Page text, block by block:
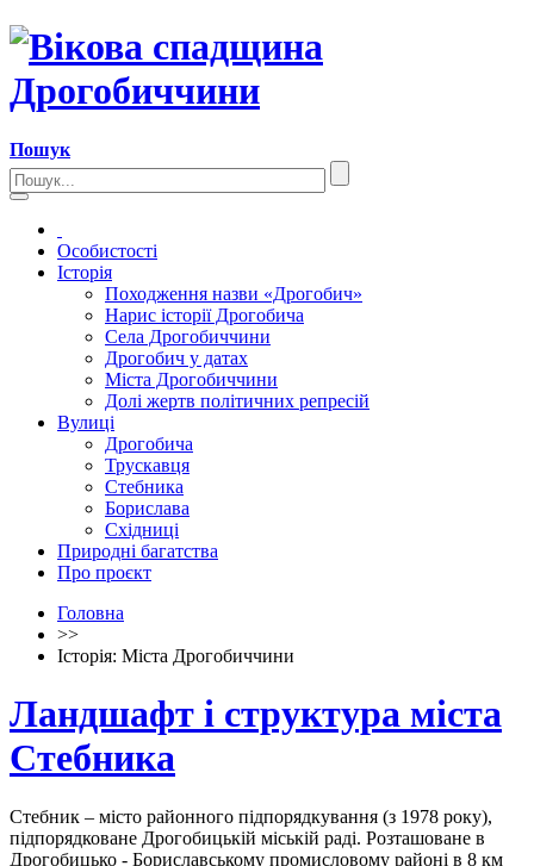
Пошук
Особистості
Історія
Походження назви «Дрогобич»
Нарис історії Дрогобича
Села Дрогобиччини
Дрогобич у датах
Міста Дрогобиччини
Долі жертв політичних репресій
Вулиці
Дрогобича
Трускавця
Стебника
Борислава
Східниці
Природні багатства
Про проєкт
Головна
>>
Історія: Міста Дрогобиччини
Ландшафт і структура міста
Стебника
Стебник – місто районного підпорядкування (з 1978 року),
підпорядковане Дрогобицькій міській раді. Розташоване в
Дрогобицько - Бориславському промисловому районі в 8 км